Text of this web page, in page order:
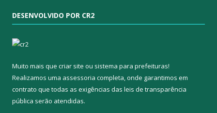
DESENVOLVIDO POR CR2
Muito mais que criar site ou sistema para prefeituras!
Realizamos uma assessoria completa, onde garantimos em
contrato que todas as exigências das leis de transparência
pública serão atendidas.